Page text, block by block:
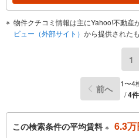
物件クチコミ情報は主にYahoo!不動産
ビュー（外部サイト） から提供された
1
前へ
1〜4
/4件
この検索条件の平均賃料 ※ 6.3万